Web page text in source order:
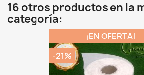
16 otros productos en la
categoría:
¡EN OFERTA!
-21%